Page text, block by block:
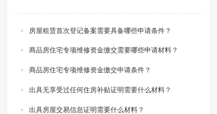
房屋租赁首次登记备案需要具备哪些申请条件？
商品房住宅专项维修资金缴交需要哪些申请材料？
商品房住宅专项维修资金缴交申请条件？
出具无享受过任何住房补贴证明需要什么材料？
出具房屋交易信息证明需要什么材料？